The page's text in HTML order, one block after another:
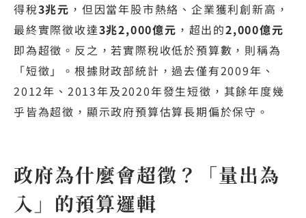
得稅3兆元 ，但因當年股市熱絡、企業獲利創新高，
最終實際徵收達3兆2,000億元 ，超出的2,000億元
即為超徵。反之，若實際稅收低於預算數，則稱為
「短徵」。根據財政部統計，過去僅有2009年、
2012年、2013年及2020年發生短徵，其餘年度幾
乎皆為超徵，顯示政府預算估算長期偏於保守。
政府為什麼會超徵？「量出為
入」的預算邏輯